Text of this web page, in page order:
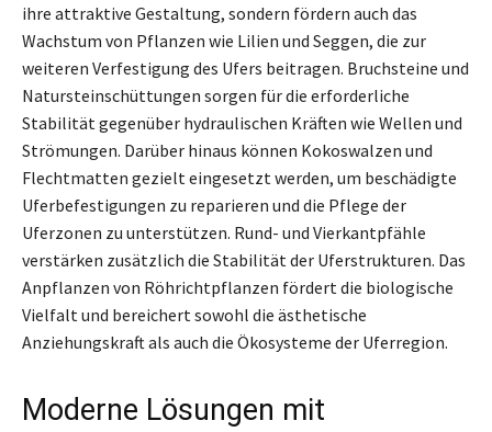
ihre attraktive Gestaltung, sondern fördern auch das
Wachstum von Pflanzen wie Lilien und Seggen, die zur
weiteren Verfestigung des Ufers beitragen. Bruchsteine und
Natursteinschüttungen sorgen für die erforderliche
Stabilität gegenüber hydraulischen Kräften wie Wellen und
Strömungen. Darüber hinaus können Kokoswalzen und
Flechtmatten gezielt eingesetzt werden, um beschädigte
Uferbefestigungen zu reparieren und die Pflege der
Uferzonen zu unterstützen. Rund- und Vierkantpfähle
verstärken zusätzlich die Stabilität der Uferstrukturen. Das
Anpflanzen von Röhrichtpflanzen fördert die biologische
Vielfalt und bereichert sowohl die ästhetische
Anziehungskraft als auch die Ökosysteme der Uferregion.
Moderne Lösungen mit